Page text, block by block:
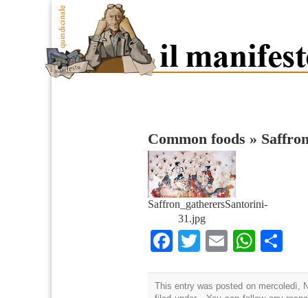
Common foods »
Saffron_gatherersSantorini-
31.jpg
Facebook
TwitterEmail
This entry was posted on mercoledì,